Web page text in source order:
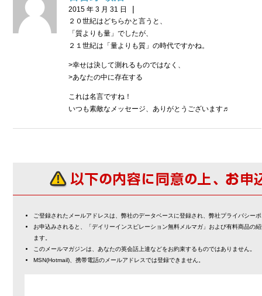
2015 年 3 月 31 日 |
２０世紀はどちらかと言うと、
「質よりも量」でしたが、
２１世紀は「量よりも質」の時代ですかね。
>幸せは決して測れるものではなく、
>あなたの中に存在する
これは名言ですね！
いつも素敵なメッセージ、ありがとうございます♬
ご登録されたメールアドレスは、弊社のデータベースに登録され、弊社プライバシー
お申込みされると、「デイリーインスピレーション無料メルマガ」および有料商品の
ます。
このメールマガジンは、あなたの英会話上達などをお約束するものではありません。
MSN(Hotmail)、携帯電話のメールアドレスでは登録できません。